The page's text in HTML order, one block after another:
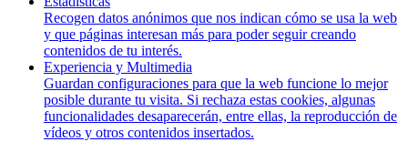
Recogen datos anónimos que nos indican cómo se usa la web
y que páginas interesan más para poder seguir creando
contenidos de tu interés.
Experiencia y Multimedia
Guardan configuraciones para que la web funcione lo mejor
posible durante tu visita. Si rechaza estas cookies, algunas
funcionalidades desaparecerán, entre ellas, la reproducción de
vídeos y otros contenidos insertados.